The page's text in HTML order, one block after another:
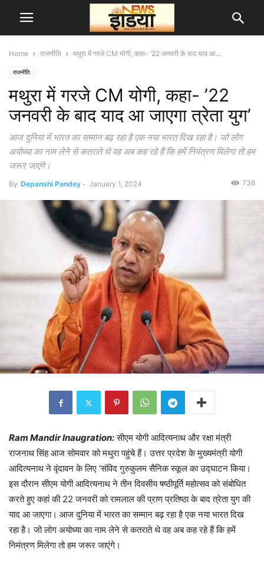
Home राजनीति मथुरा में गरजे CM योगी, कहा- ’22 जनवरी के बाद याद आ...
राजनीति
मथुरा में गरजे CM योगी, कहा- ’22
जनवरी के बाद याद आ जाएगा त्रेता युग’
आज दुनिया में भारत का सम्मान बढ़ रहा है एक नया भारत दिख रहा है। जो लोग
अयोध्या का नाम लेने से कतराते थे वह अब कह रहे हैं कि हमें निमंत्रण मिलेगा तो हम
जरूर जाएंगे।
By Depanshi Pandey - January 1, 2024 738
Ram Mandir Inaugration: सीएम योगी आदित्यनाथ और रक्षा मंत्री
राजनाथ सिंह आज सोमवार को मथुरा पहुंचे हैं। उत्तर प्रदेश के मुख्यमंत्री योगी
आदित्यनाथ ने वृंदावन के लिए ‘संविद गुरुकुलम सैनिक स्कूल का उद्घाटन किया।
इस दौरान सीएम योगी आदित्यनाथ ने तीन दिवसीय षष्ठीपूर्ति महोत्सव को संबोधित
करते हुए कहां की 22 जनवरी को रामलाल की प्राण प्रतिष्ठा के बाद त्रेता युग की
याद आ जाएगा। आज दुनिया में भारत का सम्मान बढ़ रहा है एक नया भारत दिख
रहा है। जो लोग अयोध्या का नाम लेने से कतराते थे वह अब कह रहे हैं कि हमें
निमंत्रण मिलेगा तो हम जरूर जाएंगे।